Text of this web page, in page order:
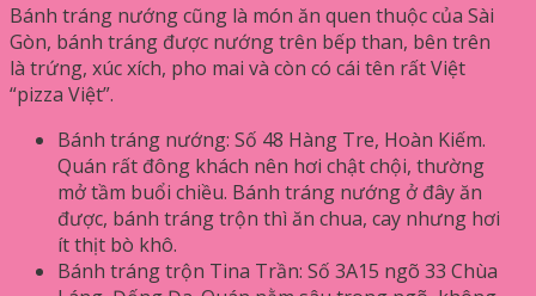
Bánh tráng nướng cũng là món ăn quen thuộc của Sài
Gòn, bánh tráng được nướng trên bếp than, bên trên
là trứng, xúc xích, pho mai và còn có cái tên rất Việt
“pizza Việt”.
Bánh tráng nướng: Số 48 Hàng Tre, Hoàn Kiếm.
Quán rất đông khách nên hơi chật chội, thường
mở tầm buổi chiều. Bánh tráng nướng ở đây ăn
được, bánh tráng trộn thì ăn chua, cay nhưng hơi
ít thịt bò khô.
Bánh tráng trộn Tina Trần: Số 3A15 ngõ 33 Chùa